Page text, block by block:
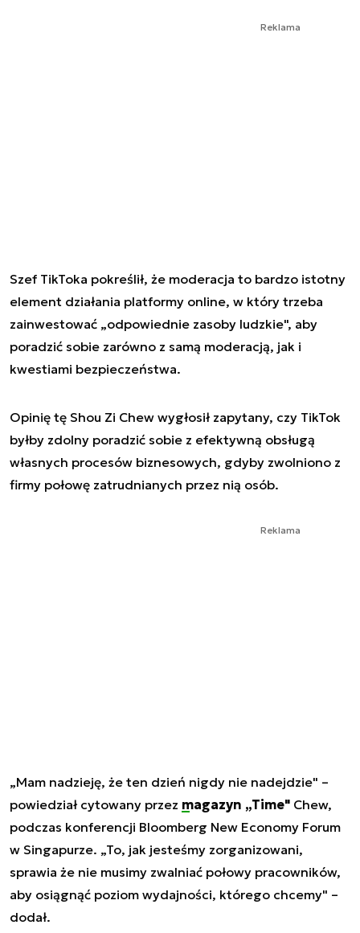
Reklama
Szef TikToka pokreślił, że moderacja to bardzo istotny
element działania platformy online, w który trzeba
zainwestować „odpowiednie zasoby ludzkie", aby
poradzić sobie zarówno z samą moderacją, jak i
kwestiami bezpieczeństwa.
Opinię tę Shou Zi Chew wygłosił zapytany, czy TikTok
byłby zdolny poradzić sobie z efektywną obsługą
własnych procesów biznesowych, gdyby zwolniono z
firmy połowę zatrudnianych przez nią osób.
Reklama
„Mam nadzieję, że ten dzień nigdy nie nadejdzie" –
powiedział cytowany przez magazyn „Time" Chew,
podczas konferencji Bloomberg New Economy Forum
w Singapurze. „To, jak jesteśmy zorganizowani,
sprawia że nie musimy zwalniać połowy pracowników,
aby osiągnąć poziom wydajności, którego chcemy" –
dodał.